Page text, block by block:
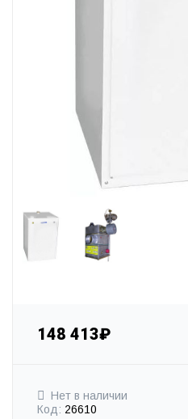
148 413₽
Нет в наличии
Код: 26610